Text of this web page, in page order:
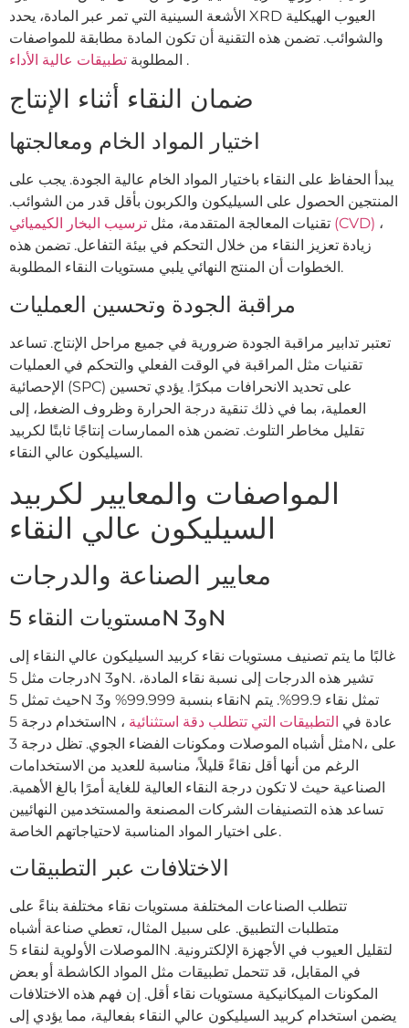
الأشعة السينية التي تمر عبر المادة، يحدد XRD العيوب الهيكلية
والشوائب. تضمن هذه التقنية أن تكون المادة مطابقة للمواصفات
المطلوبة .
ضمان النقاء أثناء الإنتاج
اختيار المواد الخام ومعالجتها
يبدأ الحفاظ على النقاء باختيار المواد الخام عالية الجودة. يجب على
المنتجين الحصول على السيليكون والكربون بأقل قدر من الشوائب.
تقنيات المعالجة المتقدمة، مثل ترسيب البخار الكيميائي (CVD) ،
زيادة تعزيز النقاء من خلال التحكم في بيئة التفاعل. تضمن هذه
الخطوات أن المنتج النهائي يلبي مستويات النقاء المطلوبة.
مراقبة الجودة وتحسين العمليات
تعتبر تدابير مراقبة الجودة ضرورية في جميع مراحل الإنتاج. تساعد
تقنيات مثل المراقبة في الوقت الفعلي والتحكم في العمليات
الإحصائية (SPC) على تحديد الانحرافات مبكرًا. يؤدي تحسين
العملية، بما في ذلك تنقية درجة الحرارة وظروف الضغط، إلى
تقليل مخاطر التلوث. تضمن هذه الممارسات إنتاجًا ثابتًا لكربيد
السيليكون عالي النقاء.
المواصفات والمعايير لكربيد
السيليكون عالي النقاء
معايير الصناعة والدرجات
مستويات النقاء 5N و3N
غالبًا ما يتم تصنيف مستويات نقاء كربيد السيليكون عالي النقاء إلى
درجات مثل 5N و3N. تشير هذه الدرجات إلى نسبة نقاء المادة،
حيث تمثل 5N نقاء بنسبة 99.999% و3N تمثل نقاء 99.9%. يتم
استخدام درجة 5N عادة في التطبيقات التي تتطلب دقة استثنائية ،
مثل أشباه الموصلات ومكونات الفضاء الجوي. تظل درجة 3N، على
الرغم من أنها أقل نقاءً قليلاً، مناسبة للعديد من الاستخدامات
الصناعية حيث لا تكون درجة النقاء العالية للغاية أمرًا بالغ الأهمية.
تساعد هذه التصنيفات الشركات المصنعة والمستخدمين النهائيين
على اختيار المواد المناسبة لاحتياجاتهم الخاصة.
الاختلافات عبر التطبيقات
تتطلب الصناعات المختلفة مستويات نقاء مختلفة بناءً على
متطلبات التطبيق. على سبيل المثال، تعطي صناعة أشباه
الموصلات الأولوية لنقاء 5N لتقليل العيوب في الأجهزة الإلكترونية.
في المقابل، قد تتحمل تطبيقات مثل المواد الكاشطة أو بعض
المكونات الميكانيكية مستويات نقاء أقل. إن فهم هذه الاختلافات
يضمن استخدام كربيد السيليكون عالي النقاء بفعالية، مما يؤدي إلى